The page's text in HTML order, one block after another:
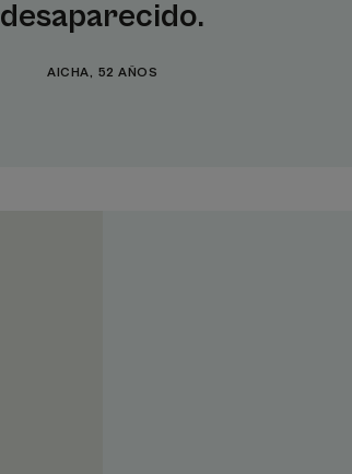
desaparecido.
AICHA, 52 AÑOS